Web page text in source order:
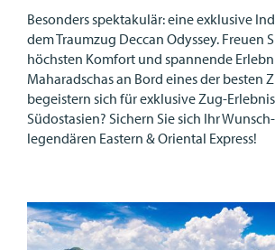
Besonders spektakulär: eine exklusive
dem Traumzug Deccan Odyssey. Freuen
höchsten Komfort und spannende
Maharadschas an Bord eines der besten
begeistern sich für exklusive Zug-
Südostasien? Sichern Sie sich Ihr
legendären Eastern & Oriental Express!